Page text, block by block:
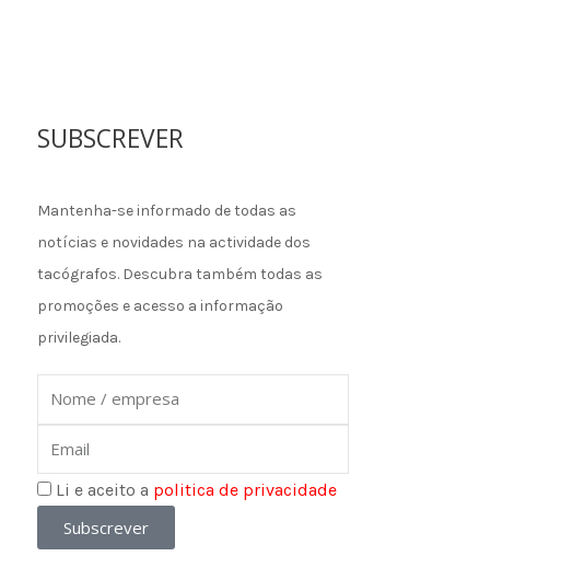
SUBSCREVER
Mantenha-se informado de todas as
notícias e novidades na actividade dos
tacógrafos. Descubra também todas as
promoções e acesso a informação
privilegiada.
Nome
Li e aceito a politica de privacidade
Subscrever